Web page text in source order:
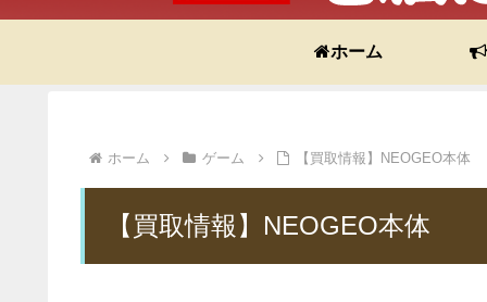
ホーム
ホーム ゲーム 【買取情報】NEOGEO本体
【買取情報】NEOGEO本体